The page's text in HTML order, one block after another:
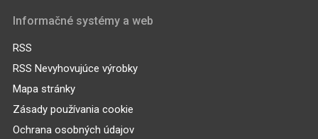
Informačné systémy a web
RSS
RSS Nevyhovujúce výrobky
Mapa stránky
Zásady používania cookie
Ochrana osobných údajov